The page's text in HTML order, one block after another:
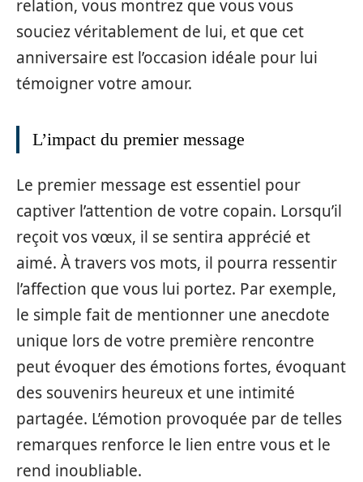
relation, vous montrez que vous vous
souciez véritablement de lui, et que cet
anniversaire est l’occasion idéale pour lui
témoigner votre amour.
L’impact du premier message
Le premier message est essentiel pour
captiver l’attention de votre copain. Lorsqu’il
reçoit vos vœux, il se sentira apprécié et
aimé. À travers vos mots, il pourra ressentir
l’affection que vous lui portez. Par exemple,
le simple fait de mentionner une anecdote
unique lors de votre première rencontre
peut évoquer des émotions fortes, évoquant
des souvenirs heureux et une intimité
partagée. L’émotion provoquée par de telles
remarques renforce le lien entre vous et le
rend inoubliable.